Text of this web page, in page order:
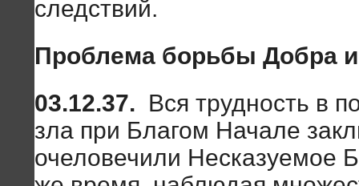
следствий.
Проблема борьбы Добра
03.12.37. Вся трудность в
зла при Благом Начале
очеловечили Несказуемое